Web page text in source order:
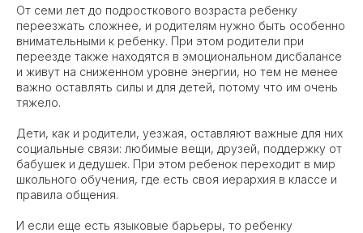
От семи лет до подросткового возраста ребенку
переезжать сложнее, и родителям нужно быть особенно
внимательными к ребенку. При этом родители при
переезде также находятся в эмоциональном дисбалансе
и живут на сниженном уровне энергии, но тем не менее
важно оставлять силы и для детей, потому что им очень
тяжело.
Дети, как и родители, уезжая, оставляют важные для них
социальные связи: любимые вещи, друзей, поддержку от
бабушек и дедушек. При этом ребенок переходит в мир
школьного обучения, где есть своя иерархия в классе и
правила общения.
И если еще есть языковые барьеры, то ребенку